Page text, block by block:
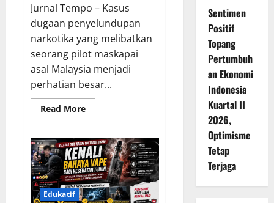
Jurnal Tempo – Kasus
dugaan penyelundupan
narkotika yang melibatkan
seorang pilot maskapai
asal Malaysia menjadi
perhatian besar...
Read MoreRead
more
Pertanyakan
Lolosnya
Pilot
Pembawa
25
Kg
Narkoba
Edukatif
Sentimen
Positif
Topang
Pertumbuh
an Ekonomi
Indonesia
Kuartal II
2026,
Optimisme
Tetap
Terjaga